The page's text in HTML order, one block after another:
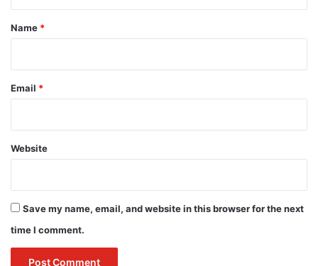
*
Name *
Email *
Website
Save my name, email, and website in this browser for the next
time I comment.